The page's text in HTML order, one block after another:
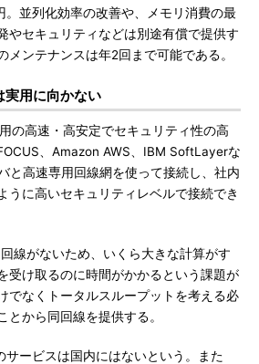
。並列化効率の改善や、メモリ消費の最
やセキュリティなどは別途有償で提供す
メンテナンスは年2回まで可能である。
実用に向かない
の高速・高安定でセキュリティ性の高
、Amazon AWS、IBM SoftLayerな
と高速専用回線網を使って接続し、社内
うに高いセキュリティレベルで接続でき
線がないため、いくら大きな計算がす
受け取るのに時間がかかるという課題が
でなくトータルスループットを考える必
とから同回線を提供する。
ービスは国内にはないという。また